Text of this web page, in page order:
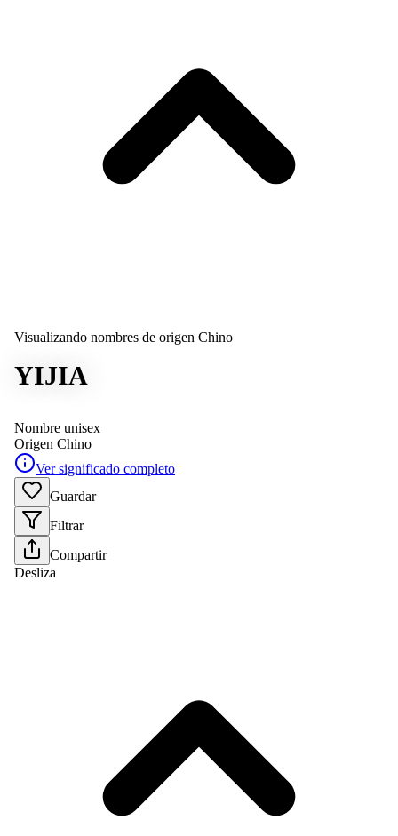
Visualizando nombres de origen Chino
YIJIA
Nombre unisex
Origen Chino
Ver significado completo
Guardar
Filtrar
Compartir
Desliza